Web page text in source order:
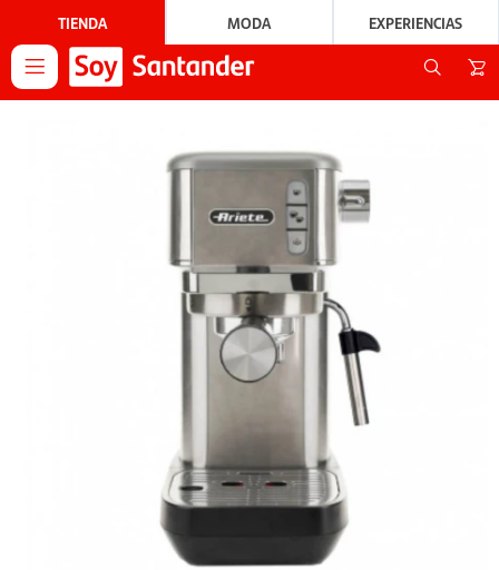
TIENDA MODA EXPERIENCIAS
